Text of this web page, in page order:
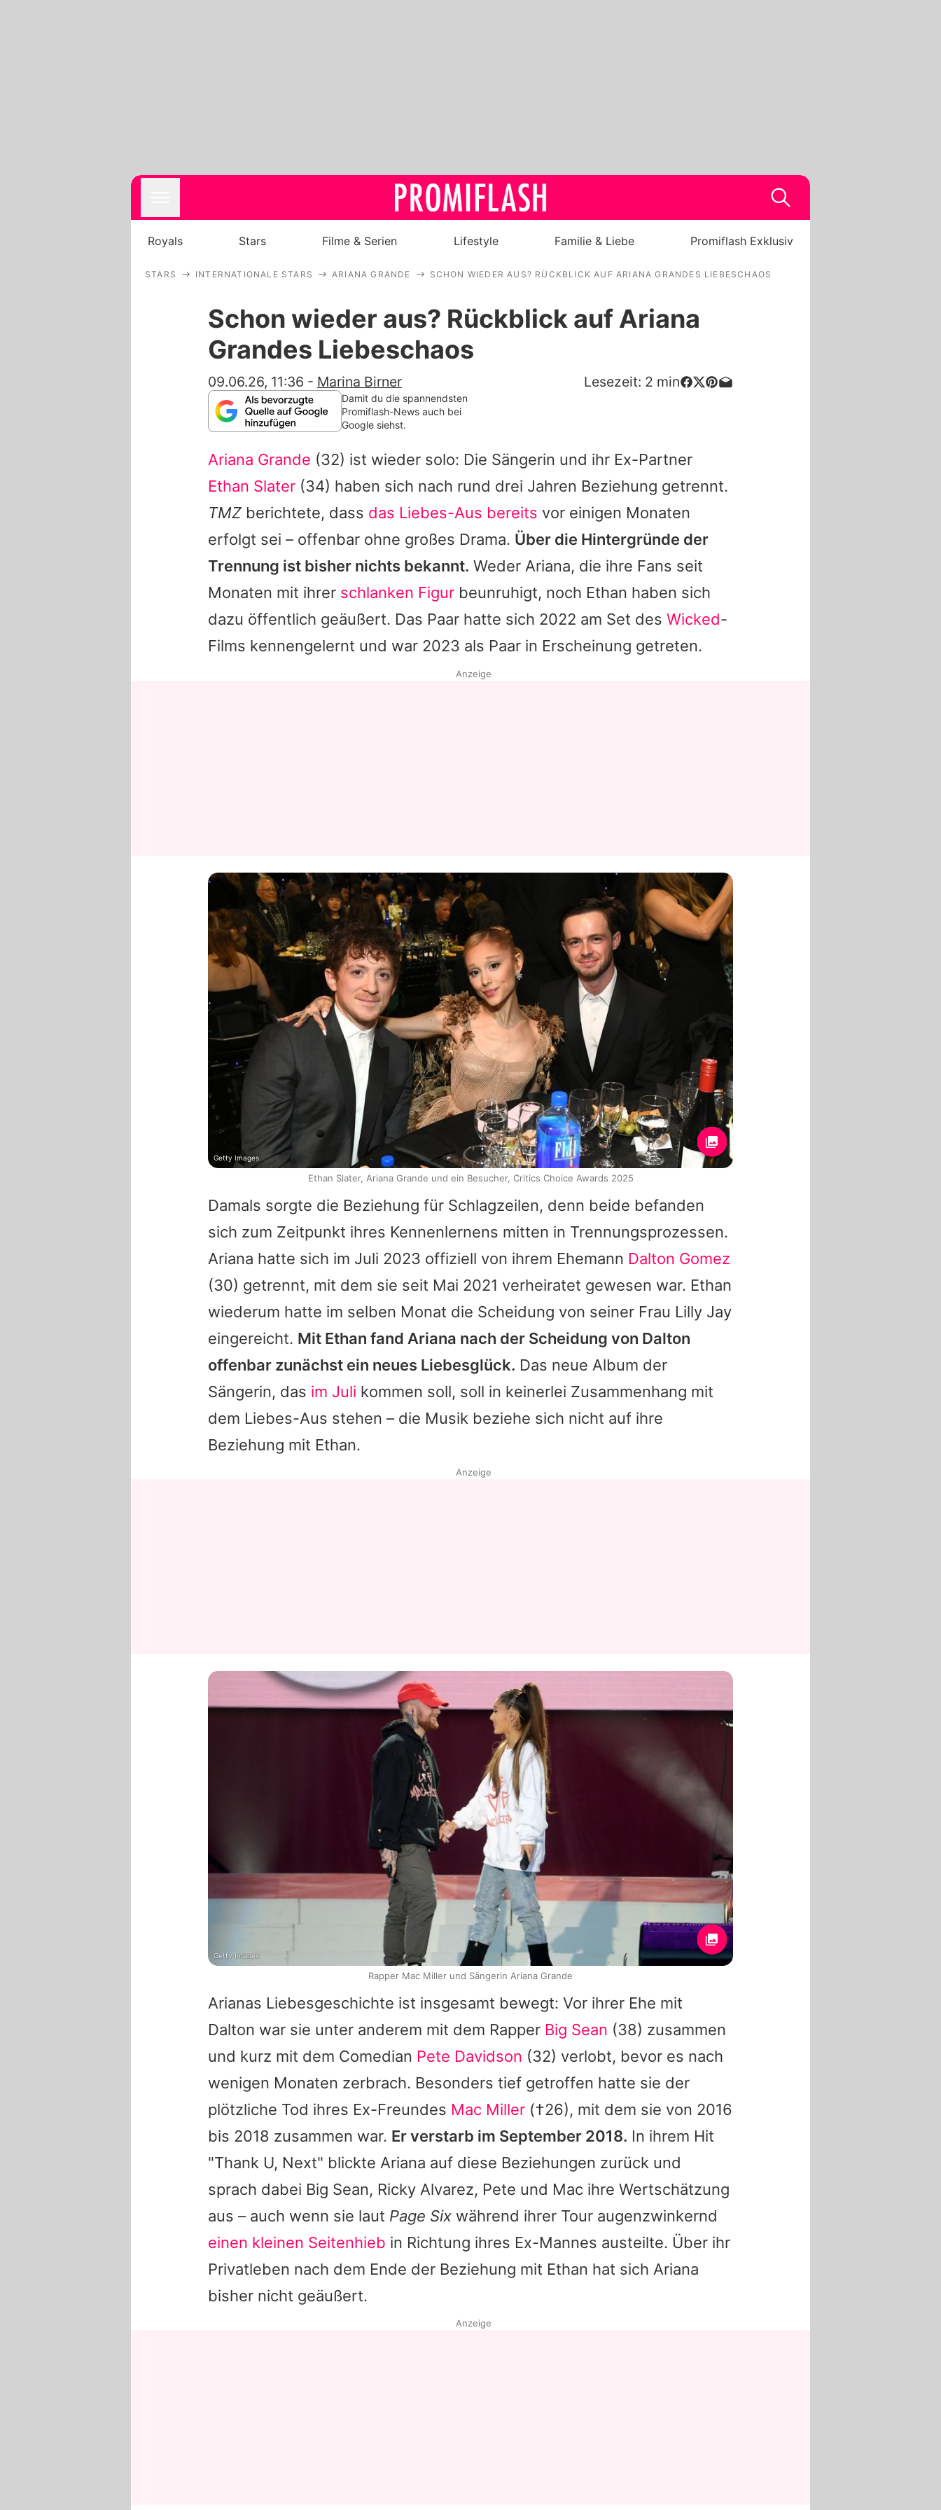
Royals
Stars
Familie & Liebe
Alle Themen auf Promiflash
App runterladen
Team
Redaktionelle Richtlinien
Impressum
Datenschutzerklärung
Nutzungsbedingungen
Royals Stars Filme & Serien Lifestyle Familie & Liebe Promiflash Exklusiv
STARS INTERNATIONALE STARS ARIANA GRANDE SCHON WIEDER AUS? RÜCKBLICK AUF ARIANA GRANDES LIEBESCHAOS
Schon wieder aus? Rückblick auf Ariana
Grandes Liebeschaos
09.06.26, 11:36 - Marina Birner Lesezeit: 2 min
Damit du die spannendsten
Promiflash-News auch bei
Google siehst.
Ariana Grande (32) ist wieder solo: Die Sängerin und ihr Ex-Partner
Ethan Slater (34) haben sich nach rund drei Jahren Beziehung getrennt.
TMZ berichtete, dass das Liebes-Aus bereits vor einigen Monaten
erfolgt sei – offenbar ohne großes Drama. Über die Hintergründe der
Trennung ist bisher nichts bekannt. Weder Ariana, die ihre Fans seit
Monaten mit ihrer schlanken Figur beunruhigt, noch Ethan haben sich
dazu öffentlich geäußert. Das Paar hatte sich 2022 am Set des Wicked-
Films kennengelernt und war 2023 als Paar in Erscheinung getreten.
Damals sorgte die Beziehung für Schlagzeilen, denn beide befanden
sich zum Zeitpunkt ihres Kennenlernens mitten in Trennungsprozessen.
Ariana hatte sich im Juli 2023 offiziell von ihrem Ehemann Dalton Gomez
(30) getrennt, mit dem sie seit Mai 2021 verheiratet gewesen war. Ethan
wiederum hatte im selben Monat die Scheidung von seiner Frau Lilly Jay
eingereicht. Mit Ethan fand Ariana nach der Scheidung von Dalton
offenbar zunächst ein neues Liebesglück. Das neue Album der
Sängerin, das im Juli kommen soll, soll in keinerlei Zusammenhang mit
dem Liebes-Aus stehen – die Musik beziehe sich nicht auf ihre
Beziehung mit Ethan.
Arianas Liebesgeschichte ist insgesamt bewegt: Vor ihrer Ehe mit
Dalton war sie unter anderem mit dem Rapper Big Sean (38) zusammen
und kurz mit dem Comedian Pete Davidson (32) verlobt, bevor es nach
wenigen Monaten zerbrach. Besonders tief getroffen hatte sie der
plötzliche Tod ihres Ex-Freundes Mac Miller (†26), mit dem sie von 2016
bis 2018 zusammen war. Er verstarb im September 2018. In ihrem Hit
"Thank U, Next" blickte Ariana auf diese Beziehungen zurück und
sprach dabei Big Sean, Ricky Alvarez, Pete und Mac ihre Wertschätzung
aus – auch wenn sie laut Page Six während ihrer Tour augenzwinkernd
einen kleinen Seitenhieb in Richtung ihres Ex-Mannes austeilte. Über ihr
Privatleben nach dem Ende der Beziehung mit Ethan hat sich Ariana
bisher nicht geäußert.
Anzeige
Getty Images
Ethan Slater, Ariana Grande und ein Besucher, Critics Choice Awards 2025
Anzeige
Getty Images
Rapper Mac Miller und Sängerin Ariana Grande
Anzeige